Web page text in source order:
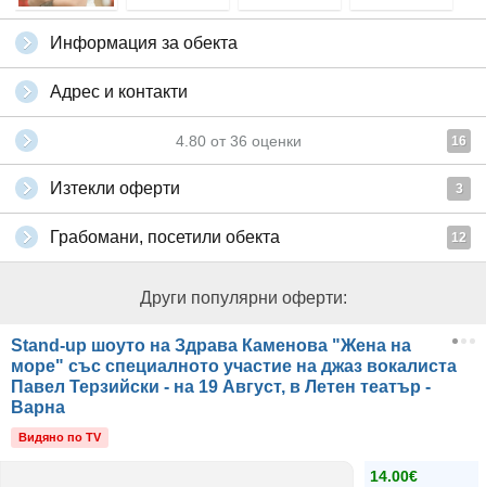
Информация за обекта
Адрес и контакти
4.80 от 36 оценки 16
Изтекли оферти 3
Грабомани, посетили обекта 12
Други популярни оферти:
Stand-up шоуто на Здрава Каменова "Жена на
море" със специалното участие на джаз вокалиста
Павел Терзийски - на 19 Август, в Летен театър -
Варна
Видяно по TV
14.00€